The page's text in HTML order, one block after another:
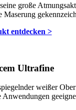
große
entdecken >
Ultrafine
weißer
Anwendungen